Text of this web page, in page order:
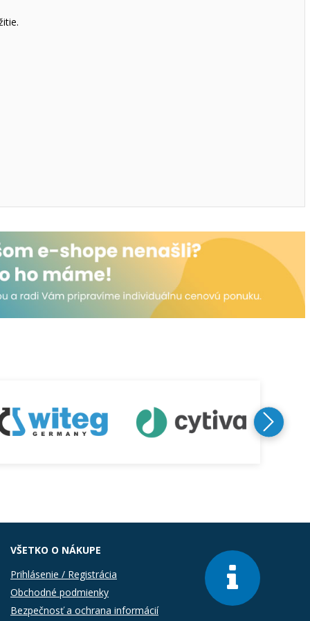
VŠETKO O NÁKUPE
Prihlásenie / Registrácia
Obchodné podmienky
Bezpečnosť a ochrana informácií